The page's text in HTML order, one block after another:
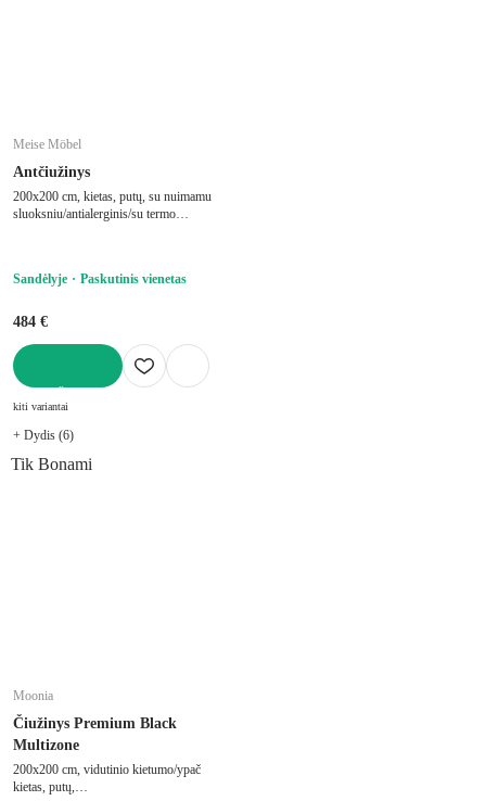
Meise Möbel
Antčiužinys
200x200 cm, kietas, putų, su nuimamu
sluoksniu/antialerginis/su termo
Sandėlyje
Paskutinis vienetas
484 €
kiti variantai
+ Dydis (6)
Tik Bonami
Moonia
Čiužinys Premium Black
Multizone
200x200 cm, vidutinio kietumo/ypač
kietas, putų,